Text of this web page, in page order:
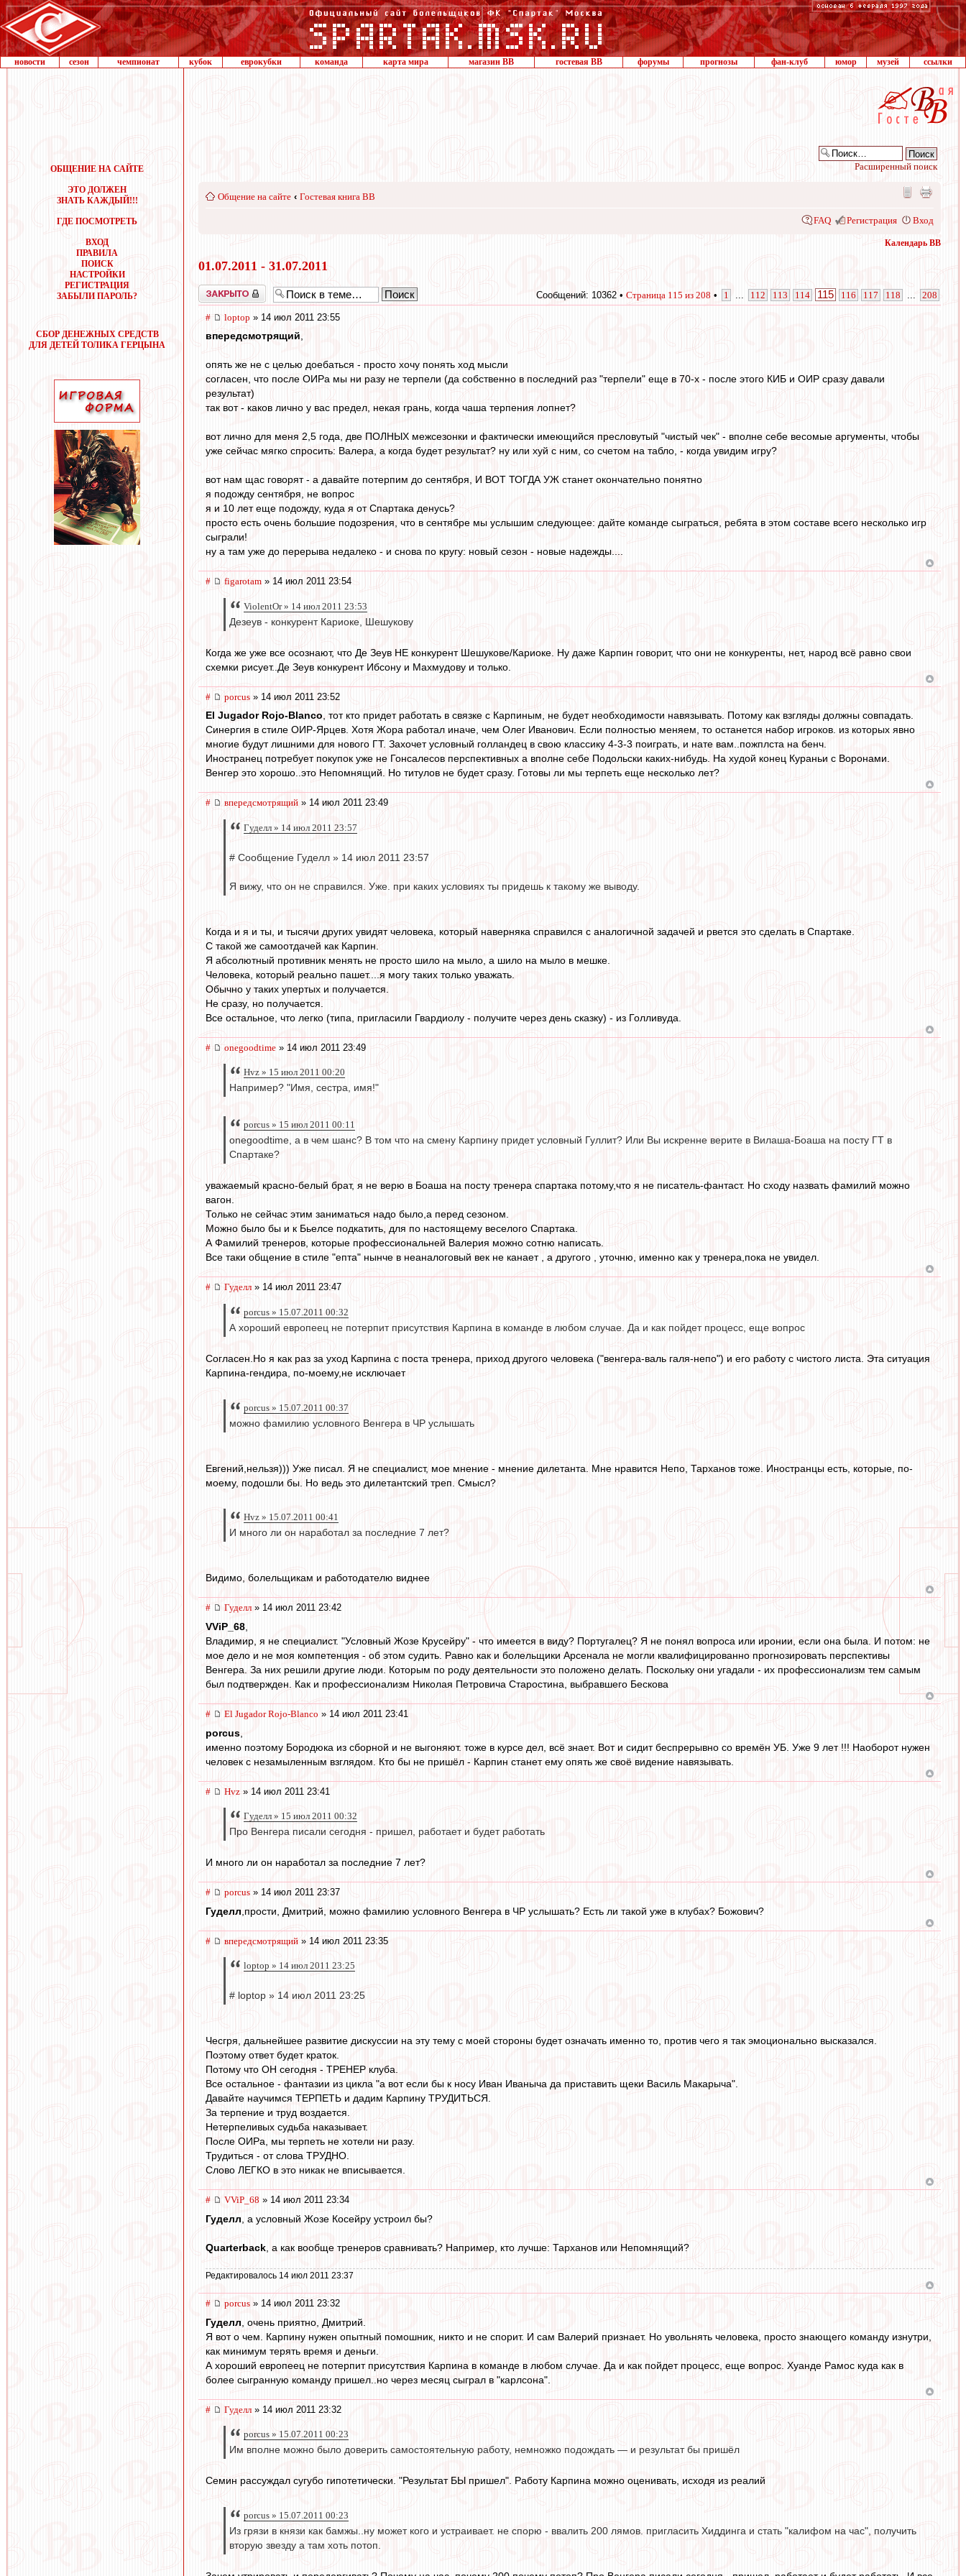
новости сезон чемпионат кубок еврокубки команда карта мира магазин ВВ гостевая ВВ форумы прогнозы фан-клуб юмор музей ссылки
ОБЩЕНИЕ НА САЙТЕ
ЭТО ДОЛЖЕН
ЗНАТЬ КАЖДЫЙ!!!
ГДЕ ПОСМОТРЕТЬ
ВХОД
ПРАВИЛА
ПОИСК
НАСТРОЙКИ
РЕГИСТРАЦИЯ
ЗАБЫЛИ ПАРОЛЬ?
СБОР ДЕНЕЖНЫХ СРЕДСТВ
ДЛЯ ДЕТЕЙ ТОЛИКА ГЕРЦЫНА
Расширенный поиск
Общение на сайте ‹ Гостевая книга ВВ
FAQ Регистрация Вход
Календарь ВВ
01.07.2011 - 31.07.2011
Закрыто Сообщений: 10362 • Страница 115 из 208 • 1 112 113 114 115 116 117 118 208
# loptop » 14 июл 2011 23:55
впередсмотрящий,
опять же не с целью доебаться - просто хочу понять ход мысли
согласен, что после ОИРа мы ни разу не терпели (да собственно в последний раз "терпели" еще в 70-х - после этого КИБ и ОИР сразу давали
результат)
так вот - каков лично у вас предел, некая грань, когда чаша терпения лопнет?
вот лично для меня 2,5 года, две ПОЛНЫХ межсезонки и фактически имеющийся пресловутый "чистый чек" - вполне себе весомые аргументы, чтобы
уже сейчас мягко спросить: Валера, а когда будет результат? ну или хуй с ним, со счетом на табло, - когда увидим игру?
вот нам щас говорят - а давайте потерпим до сентября, И ВОТ ТОГДА УЖ станет окончательно понятно
я подожду сентября, не вопрос
я и 10 лет еще подожду, куда я от Спартака денусь?
просто есть очень большие подозрения, что в сентябре мы услышим следующее: дайте команде сыграться, ребята в этом составе всего несколько игр
сыграли!
ну а там уже до перерыва недалеко - и снова по кругу: новый сезон - новые надежды....
# figarotam » 14 июл 2011 23:54
ViolentOr » 14 июл 2011 23:53
Дезеув - конкурент Кариоке, Шешукову
Когда же уже все осознают, что Де Зеув НЕ конкурент Шешукове/Кариоке. Ну даже Карпин говорит, что они не конкуренты, нет, народ всё равно свои
схемки рисует..Де Зеув конкурент Ибсону и Махмудову и только.
# porcus » 14 июл 2011 23:52
El Jugador Rojo-Blanco, тот кто придет работать в связке с Карпиным, не будет необходимости навязывать. Потому как взгляды должны совпадать.
Синергия в стиле ОИР-Ярцев. Хотя Жора работал иначе, чем Олег Иванович. Если полностью меняем, то останется набор игроков. из которых явно
многие будут лишними для нового ГТ. Захочет условный голландец в свою классику 4-3-3 поиграть, и нате вам..пожплста на бенч.
Иностранец потребует покупок уже не Гонсалесов перспективных а вполне себе Подольски каких-нибудь. На худой конец Кураньи с Воронами.
Венгер это хорошо..это Непомнящий. Но титулов не будет сразу. Готовы ли мы терпеть еще несколько лет?
# впередсмотрящий » 14 июл 2011 23:49
Гуделл » 14 июл 2011 23:57
# Сообщение Гуделл » 14 июл 2011 23:57
Я вижу, что он не справился. Уже. при каких условиях ты придешь к такому же выводу.
Когда и я и ты, и тысячи других увидят человека, который наверняка справился с аналогичной задачей и рвется это сделать в Спартаке.
С такой же самоотдачей как Карпин.
Я абсолютный противник менять не просто шило на мыло, а шило на мыло в мешке.
Человека, который реально пашет....я могу таких только уважать.
Обычно у таких упертых и получается.
Не сразу, но получается.
Все остальное, что легко (типа, пригласили Гвардиолу - получите через день сказку) - из Голливуда.
# onegoodtime » 14 июл 2011 23:49
Hvz » 15 июл 2011 00:20
Например? "Имя, сестра, имя!"
porcus » 15 июл 2011 00:11
onegoodtime, а в чем шанс? В том что на смену Карпину придет условный Гуллит? Или Вы искренне верите в Вилаша-Боаша на посту ГТ в
Спартаке?
уважаемый красно-белый брат, я не верю в Боаша на посту тренера спартака потому,что я не писатель-фантаст. Но сходу назвать фамилий можно
вагон.
Только не сейчас этим заниматься надо было,а перед сезоном.
Можно было бы и к Бьелсе подкатить, для по настоящему веселого Спартака.
А Фамилий тренеров, которые профессиональней Валерия можно сотню написать.
Все таки общение в стиле "епта" нынче в неаналоговый век не канает , а другого , уточню, именно как у тренера,пока не увидел.
# Гуделл » 14 июл 2011 23:47
porcus » 15.07.2011 00:32
А хороший европеец не потерпит присутствия Карпина в команде в любом случае. Да и как пойдет процесс, еще вопрос
Согласен.Но я как раз за уход Карпина с поста тренера, приход другого человека ("венгера-валь галя-непо") и его работу с чистого листа. Эта ситуация
Карпина-гендира, по-моему,не исключает
porcus » 15.07.2011 00:37
можно фамилию условного Венгера в ЧР услышать
Евгений,нельзя))) Уже писал. Я не специалист, мое мнение - мнение дилетанта. Мне нравится Непо, Тарханов тоже. Иностранцы есть, которые, по-
моему, подошли бы. Но ведь это дилетантский треп. Смысл?
Hvz » 15.07.2011 00:41
И много ли он наработал за последние 7 лет?
Видимо, болельщикам и работодателю виднее
# Гуделл» 14 июл 2011 23:42
VViP_68
Владимир, я не специалист. "Условный Жозе Крусейру" - что имеется в виду? Португалец? Я не понял вопроса или иронии, если она была. И потом: не
мое дело и не моя компетенция - об этом судить. Равно как и болельщики Арсенала не могли квалифицированно прогнозировать перспективы
Венгера. За них решили другие люди. Которым по роду деятельности это положено делать. Поскольку они угадали - их профессионализм тем самым
был подтвержден. Как и профессионализм Николая Петровича Старостина, выбравшего Бескова
# El Jugador Rojo-Blanco » 14 июл 2011 23:41
porcus
именно поэтому Бородюка из сборной и не выгоняют. тоже в курсе дел, всё знает. Вот и сидит беспрерывно со времён УБ. Уже 9 лет !!! Наоборот нужен
человек с незамыленным взглядом. Кто бы не пришёл - Карпин станет ему опять же своё видение навязывать.
# Hvz » 14 июл 2011 23:41
Гуделл » 15 июл 2011 00:32
Про Венгера писали сегодня - пришел, работает и будет работать
И много ли он наработал за последние 7 лет?
# porcus » 14 июл 2011 23:37
Гуделл ,прости, Дмитрий, можно фамилию условного Венгера в ЧР услышать? Есть ли такой уже в клубах? Божович?
# впередсмотрящий » 14 июл 2011 23:35
loptop » 14 июл 2011 23:25
# loptop » 14 июл 2011 23:25
Чесгря, дальнейшее развитие дискуссии на эту тему с моей стороны будет означать именно то, против чего я так эмоционально высказался.
Поэтому ответ будет краток.
Потому что ОН сегодня - ТРЕНЕР клуба.
Все остальное - фантазии из цикла "а вот если бы к носу Иван Иваныча да приставить щеки Василь Макарыча".
Давайте научимся ТЕРПЕТЬ и дадим Карпину ТРУДИТЬСЯ.
За терпение и труд воздается.
Нетерпеливых судьба наказывает.
После ОИРа, мы терпеть не хотели ни разу.
Трудиться - от слова ТРУДНО.
Слово ЛЕГКО в это никак не вписывается.
# VViP_68 » 14 июл 2011 23:34
Гуделл , а условный Жозе Косейру устроил бы?
Quarterback , а как вообще тренеров сравнивать? Например, кто лучше: Тарханов или Непомнящий?
Редактировалось 14 июл 2011 23:37
# porcus » 14 июл 2011 23:32
Гуделл , очень приятно, Дмитрий.
Я вот о чем. Карпину нужен опытный помошник, никто и не спорит. И сам Валерий признает. Но увольнять человека, просто знающего команду изнутри,
как минимум терять время и деньги.
А хороший европеец не потерпит присутствия Карпина в команде в любом случае. Да и как пойдет процесс, еще вопрос. Хуанде Рамос куда как в
более сыгранную команду пришел..но через месяц сыграл в "карлсона".
# Гуделл » 14 июл 2011 23:32
porcus » 15.07.2011 00:23
Им вполне можно было доверить самостоятельную работу, немножко подождать — и результат бы пришёл
Семин рассуждал сугубо гипотетически. "Результат БЫ пришел". Работу Карпина можно оценивать, исходя из реалий
porcus » 15.07.2011 00:23
Из грязи в князи как бамжы..ну может кого и устраивает. не спорю - ввалить 200 лямов. пригласить Хиддинга и стать "калифом на час", получить
вторую звезду а там хоть потоп.